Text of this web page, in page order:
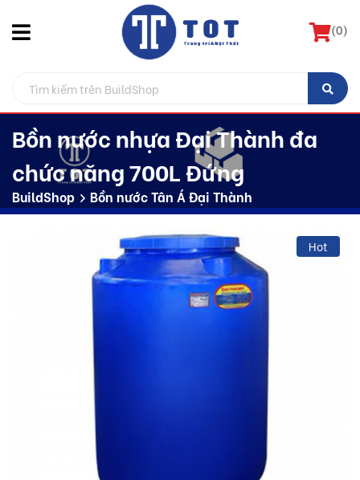
(0)
Bồn nước nhựa Đại Thành đa
chức năng 700L Đứng
BuildShop Bồn nước Tân Á Đại Thành
Hot